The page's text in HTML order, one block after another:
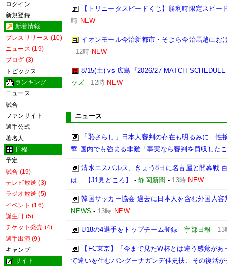
ログイン
新規登録
新着情報
プレスリリース (10)
ニュース (19)
ブログ (3)
トピックス
ランキング
ニュース
試合
ファンサイト
選手公式
著名人
日程
予定
試合 (19)
テレビ放送 (3)
ラジオ放送 (5)
イベント (16)
誕生日 (5)
チケット発売 (4)
選手出演 (9)
キャンプ
サイト
【トリニータスピードくじ】勝利時限定スピー
時 NEW
イオンモール今治新都市・そよら今治馬越にお
- 12時 NEW
8/15(土) vs 広島『2026/27 MATCH
ッズ - 12時 NEW
ニュース
「恥さらし」日本人審判の存在も明るみに…性
撃 国内でも強まる非難「事実なら審判を買収した
清水エスパルス、きょう8日に名古屋と開幕戦
は…【J1見どころ】
-静岡新聞 - 13時 NEW
韓国サッカー協会 過去に日本人を含む外国人
NEWS - 13時 NEW
U18の4選手をトップチーム登録 -宇部日報 - 13
【FC東京】「今まで見たW杯とは違う感覚が
で違いを生むバングーナガンデ佳史扶、その復活